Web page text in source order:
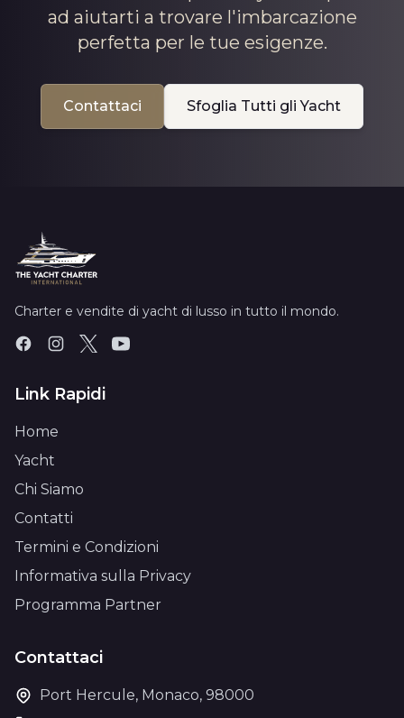
ad aiutarti a trovare l'imbarcazione
perfetta per le tue esigenze.
Contattaci Sfoglia Tutti gli Yacht
Charter e vendite di yacht di lusso in tutto il mondo.
Link Rapidi
Home
Yacht
Chi Siamo
Contatti
Termini e Condizioni
Informativa sulla Privacy
Programma Partner
Contattaci
Port Hercule, Monaco, 98000